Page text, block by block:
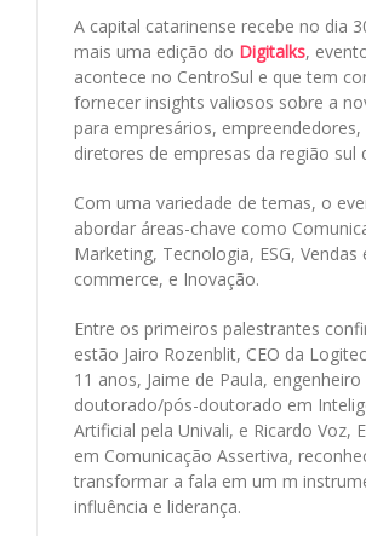
A capital catarinense recebe no dia
mais uma edição do Digitalks,
acontece no CentroSul e que tem
fornecer insights valiosos sobre a
para empresários,
diretores de empresas da região sul
Com uma variedade de temas, o
abordar áreas-chave como
Marketing, Tecnologia, ESG, Vendas
commerce, e Inovação.
Entre os primeiros palestrantes
estão Jairo Rozenblit, CEO da
11 anos, Jaime de Paula, engenheiro
doutorado/pós-doutorado em
Artificial pela Univali, e Ricardo Voz,
em Comunicação Assertiva,
transformar a fala em um m
influência e liderança.